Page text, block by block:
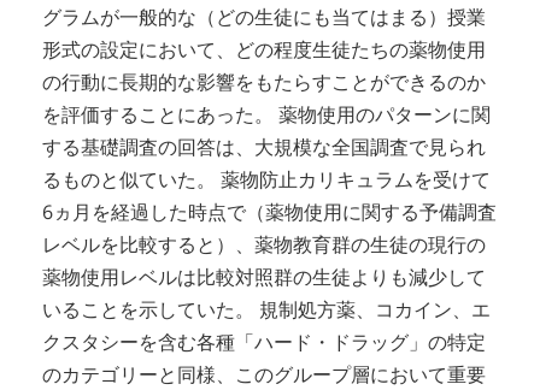
グラムが一般的な（どの生徒にも当てはまる）授業
形式の設定において、どの程度生徒たちの薬物使用
の行動に長期的な影響をもたらすことができるのか
を評価することにあった。 薬物使用のパターンに関
する基礎調査の回答は、大規模な全国調査で見られ
るものと似ていた。 薬物防止カリキュラムを受けて
6ヵ月を経過した時点で（薬物使用に関する予備調査
レベルを比較すると）、薬物教育群の生徒の現行の
薬物使用レベルは比較対照群の生徒よりも減少して
いることを示していた。 規制処方薬、コカイン、エ
クスタシーを含む各種「ハード・ドラッグ」の特定
のカテゴリーと同様、このグループ層において重要